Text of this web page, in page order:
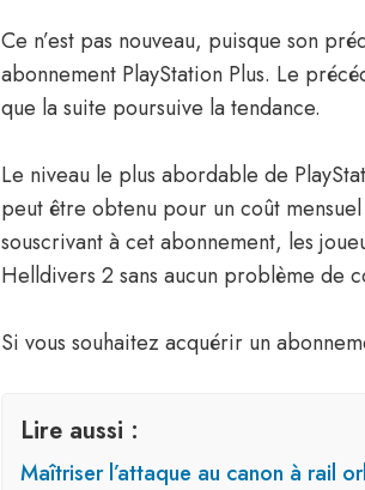
Ce n’est pas nouveau, puisque son
abonnement PlayStation Plus. Le
que la suite poursuive la tendance.
Le niveau le plus abordable de
peut être obtenu pour un coût
souscrivant à cet abonnement, les
Helldivers 2 sans aucun problème de
Si vous souhaitez acquérir un
Lire aussi :
Maîtriser l’attaque au canon à rail